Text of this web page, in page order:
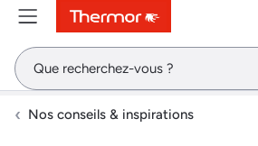
ContenuMenuRecherche
Nos conseils & inspirations